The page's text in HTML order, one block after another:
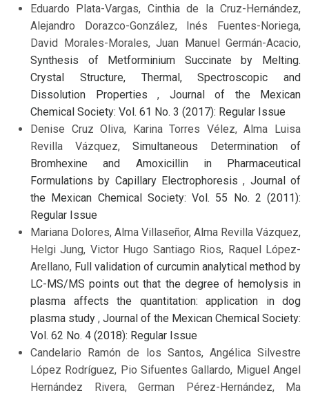
Eduardo Plata-Vargas, Cinthia de la Cruz-Hernández,
Alejandro Dorazco-González, Inés Fuentes-Noriega,
David Morales-Morales, Juan Manuel Germán-Acacio,
Synthesis of Metforminium Succinate by Melting.
Crystal Structure, Thermal, Spectroscopic and
Dissolution Properties , Journal of the Mexican
Chemical Society: Vol. 61 No. 3 (2017): Regular Issue
Denise Cruz Oliva, Karina Torres Vélez, Alma Luisa
Revilla Vázquez, Simultaneous Determination of
Bromhexine and Amoxicillin in Pharmaceutical
Formulations by Capillary Electrophoresis, Journal of
the Mexican Chemical Society: Vol. 55 No. 2 (2011):
Regular Issue
Mariana Dolores, Alma Villaseñor, Alma Revilla Vázquez,
Helgi Jung, Victor Hugo Santiago Rios, Raquel López-
Arellano, Full validation of curcumin analytical method by
LC-MS/MS points out that the degree of hemolysis in
plasma affects the quantitation: application in dog
plasma study , Journal of the Mexican Chemical Society:
Vol. 62 No. 4 (2018): Regular Issue
Candelario Ramón de los Santos, Angélica Silvestre
López Rodríguez, Pio Sifuentes Gallardo, Miguel Angel
Hernández Rivera, German Pérez-Hernández, Ma